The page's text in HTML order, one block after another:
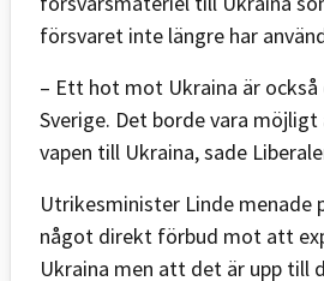
försvaret inte längre har
– Ett hot mot Ukraina är
Sverige. Det borde vara
vapen till Ukraina, sade
Utrikesminister Linde menade
något direkt förbud mot att
Ukraina men att det är upp till